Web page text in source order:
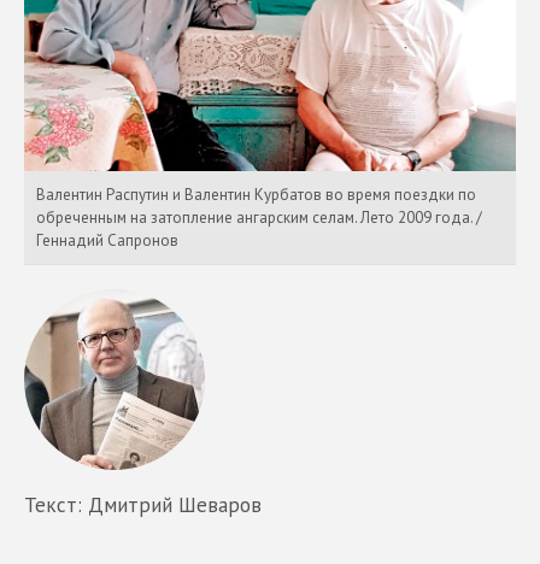
Валентин Распутин и Валентин Курбатов во время поездки по
обреченным на затопление ангарским селам. Лето 2009 года. /
Геннадий Сапронов
Текст: Дмитрий Шеваров